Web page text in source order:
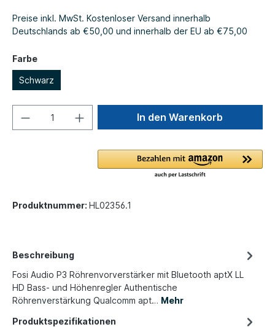
Preise inkl. MwSt. Kostenloser Versand innerhalb
Deutschlands ab €50,00 und innerhalb der EU ab €75,00
Farbe
Schwarz
In den Warenkorb
Produktnummer: HL02356.1
Beschreibung
Fosi Audio P3 Röhrenvorverstärker mit Bluetooth aptX LL
HD Bass- und Höhenregler Authentische
Röhrenverstärkung Qualcomm apt… Mehr
Produktspezifikationen